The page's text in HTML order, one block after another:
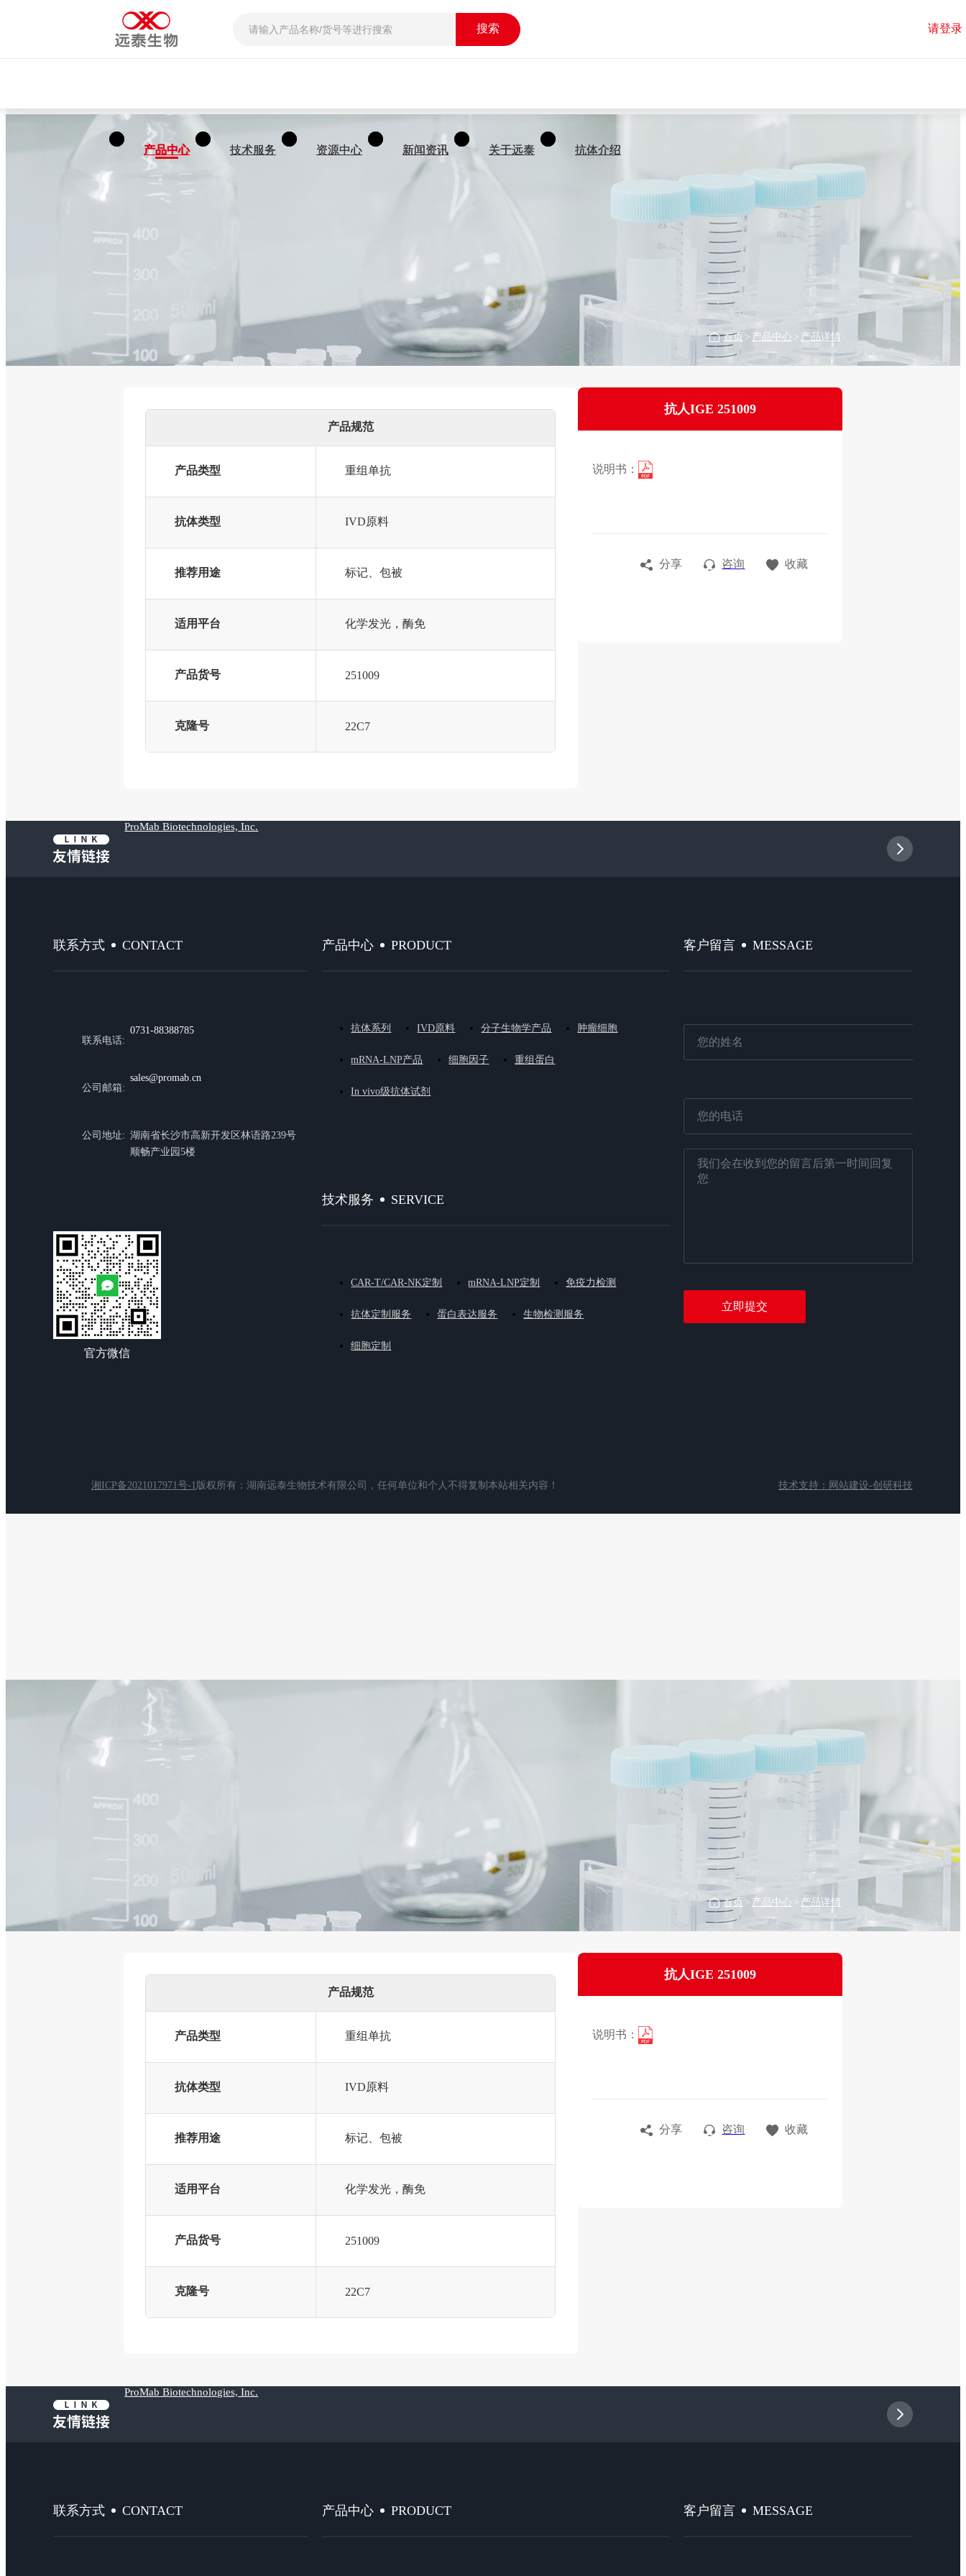
搜索 请登录
产品中心 技术服务 资源中心 新闻资讯 关于远泰 抗体介绍
首页 > 产品中心 > 产品详情
产品规范
产品类型 重组单抗
抗体类型 IVD原料
推荐用途 标记、包被
适用平台 化学发光，酶免
产品货号 251009
克隆号 22C7
抗人IGE 251009
说明书：
分享 咨询 收藏
ProMab Biotechnologies, Inc.
联系方式 CONTACT
联系电话:
0731-88388785
公司邮箱:
sales@promab.cn
公司地址: 湖南省长沙市高新开发区林语路239号
顺畅产业园5楼
官方微信
产品中心 PRODUCT
抗体系列 IVD原料 分子生物学产品 肿瘤细胞
mRNA-LNP产品 细胞因子 重组蛋白
In vivo级抗体试剂
技术服务 SERVICE
CAR-T/CAR-NK定制 mRNA-LNP定制 免疫力检测
抗体定制服务 蛋白表达服务 生物检测服务
细胞定制
客户留言 MESSAGE
湘ICP备2021017971号-1版权所有：湖南远泰生物技术有限公司，任何单位和个人不得复制本站相关内容！ 技术支持：网站建设-创研科技
搜索 请登录
产品中心 技术服务 资源中心 新闻资讯 关于远泰 抗体介绍
首页 > 产品中心 > 产品详情
产品规范
产品类型 重组单抗
抗体类型 IVD原料
推荐用途 标记、包被
适用平台 化学发光，酶免
产品货号 251009
克隆号 22C7
抗人IGE 251009
说明书：
分享 咨询 收藏
ProMab Biotechnologies, Inc.
联系方式 CONTACT 产品中心 PRODUCT 客户留言 MESSAGE